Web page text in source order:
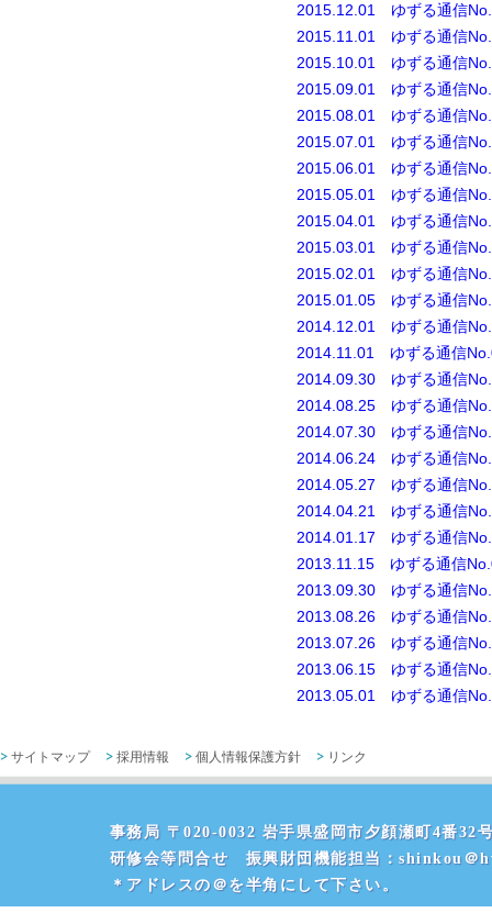
2015.12.01 ゆずる通信
2015.11.01 ゆずる通信
2015.10.01 ゆずる通信
2015.09.01 ゆずる通信
2015.08.01 ゆずる通信
2015.07.01 ゆずる通信
2015.06.01 ゆずる通信
2015.05.01 ゆずる通信
2015.04.01 ゆずる通信
2015.03.01 ゆずる通信
2015.02.01 ゆずる通信
2015.01.05 ゆずる通信
2014.12.01 ゆずる通信
2014.11.01 ゆずる通信
2014.09.30 ゆずる通信
2014.08.25 ゆずる通信
2014.07.30 ゆずる通信
2014.06.24 ゆずる通信
2014.05.27 ゆずる通信
2014.04.21 ゆずる通信
2014.01.17 ゆずる通信
2013.11.15 ゆずる通信
2013.09.30 ゆずる通信
2013.08.26 ゆずる通信
2013.07.26 ゆずる通信
2013.06.15 ゆずる通信
2013.05.01 ゆずる通信
サイトマップ 採用情報 個人情報保護方針 リンク
事務局 〒020-0032 岩手県盛岡市夕顔瀬町4番32
研修会等問合せ 振興財団機能担当：
＊アドレスの＠を半角にして下さい。